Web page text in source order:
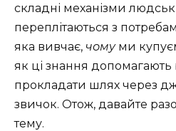
складні механізми
переплітаються з
яка вивчає, чомуми
як ці знання допомагають
прокладати шлях через
звичок. Отож, давайте
тему.